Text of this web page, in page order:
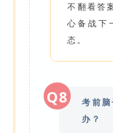
不翻看答
心备战下
态。
Q8
考前
办？